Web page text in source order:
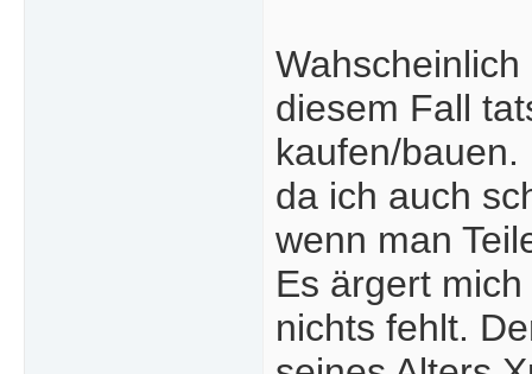
diesem Fall
kaufen/
da ich auch
wenn man
Es ärgert
nichts fehlt.